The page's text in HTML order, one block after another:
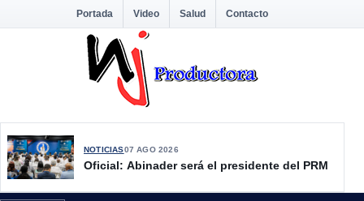
Portada Video Salud Contacto
NOTICIAS07 AGO 2026
Oficial: Abinader será el presidente del PRM